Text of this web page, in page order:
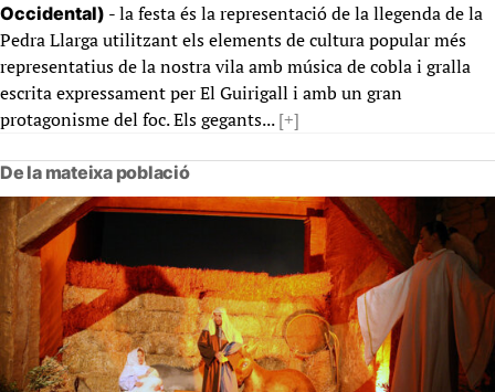
Occidental) - la festa és la representació de la llegenda de la
Pedra Llarga utilitzant els elements de cultura popular més
representatius de la nostra vila amb música de cobla i gralla
escrita expressament per El Guirigall i amb un gran
protagonisme del foc. Els gegants...[+]
De la mateixa població